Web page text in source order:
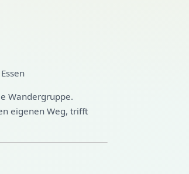
Wandergruppe.
eigenen Weg, trifft